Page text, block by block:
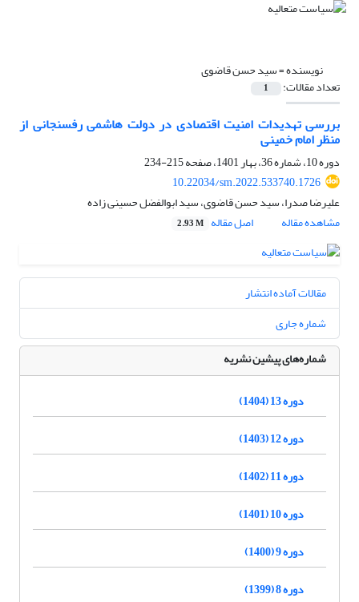
نویسنده =سید حسن قاضوی
تعداد مقالات: 1
بررسی تهدیدات امنیت اقتصادی در دولت هاشمی رفسنجانی از
منظر امام خمینی
دوره 10، شماره 36، بهار 1401، صفحه
215-234
10.22034/sm.2022.533740.1726
علیرضا صدرا، سید حسن قاضوی، سید ابوالفضل حسینی زاده
مشاهده مقاله
اصل مقاله 2.93 M
مقالات آماده انتشار
شماره جاری
شماره‌های پیشین نشریه
دوره 13 (1404)
دوره 12 (1403)
دوره 11 (1402)
دوره 10 (1401)
دوره 9 (1400)
دوره 8 (1399)